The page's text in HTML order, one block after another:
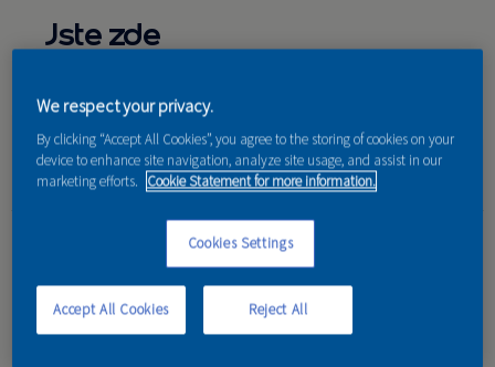
PRODUKTOVÉ NOVINKY
PORADENSTVÍ
AKCE A NOVINKY
KONTAKT
Jste zde
BARVY SPECIÁL
VINECKÝ sro
We respect your privacy.
By clicking “Accept All Cookies”, you agree to the storing of cookies on your
device to enhance site navigation, analyze site usage, and assist in our
marketing efforts. Cookie Statement for more information.
Cookies Settings
Reject All
Accept All Cookies